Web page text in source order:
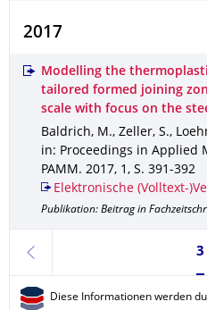
2017
Modelling the
tailored formed joining
scale with focus on the
Baldrich, M., Zeller, S.,
in: Proceedings in Applied
PAMM . 2017, 1 , S. 391-392
Elektronische (Volltext-
Publikation: Beitrag in
zurück
3
Diese Informationen werden